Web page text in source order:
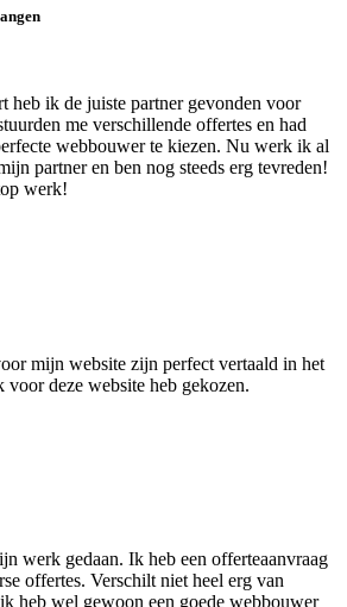
heb ik de juiste partner gevonden voor
me verschillende offertes en had
webbouwer te kiezen. Nu werk ik al
partner en ben nog steeds erg tevreden!
werk!
mijn website zijn perfect vertaald in het
deze website heb gekozen.
werk gedaan. Ik heb een offerteaanvraag
offertes. Verschilt niet heel erg van
heb wel gewoon een goede webbouwer